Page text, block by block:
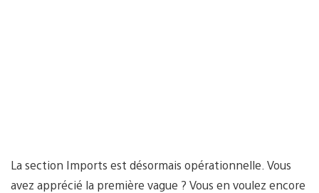
La section Imports est désormais opérationnelle. Vous
avez apprécié la première vague ? Vous en voulez encore